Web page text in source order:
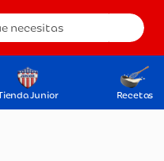
Junior Recetas